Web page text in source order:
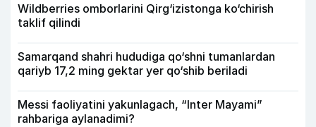
Wildberries omborlarini Qirg‘izistonga ko‘chirish
taklif qilindi
Samarqand shahri hududiga qo‘shni tumanlardan
qariyb 17,2 ming gektar yer qo‘shib beriladi
Messi faoliyatini yakunlagach, “Inter Mayami”
rahbariga aylanadimi?